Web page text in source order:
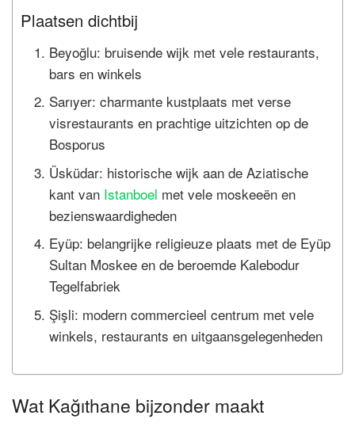
Plaatsen dichtbij
Beyoğlu: bruisende wijk met vele restaurants,
bars en winkels
Sarıyer: charmante kustplaats met verse
visrestaurants en prachtige uitzichten op de
Bosporus
Üsküdar: historische wijk aan de Aziatische
kant van Istanboel met vele moskeeën en
bezienswaardigheden
Eyüp: belangrijke religieuze plaats met de Eyüp
Sultan Moskee en de beroemde Kalebodur
Tegelfabriek
Şişli: modern commercieel centrum met vele
winkels, restaurants en uitgaansgelegenheden
Wat Kağıthane bijzonder maakt